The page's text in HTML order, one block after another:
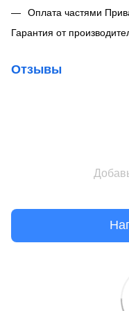
Оплата частями
Гарантия от
Отзывы